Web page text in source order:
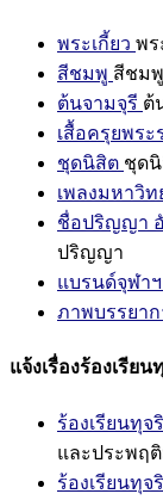
พระเกี้ยว พร
สีชมพู สีชมพู
ต้นจามจุรี ต้
เสื้อครุยพร
ชุดนิสิต ชุด
เพลงมหาวิท
ชื่อปริญญา
ปริญญา
แบรนด์จุฬาฯ
ภาพบรรยา
แจ้งเรื่องร้องเรียน
ร้องเรียนทุ
และประพฤ
ร้องเรียนทุ